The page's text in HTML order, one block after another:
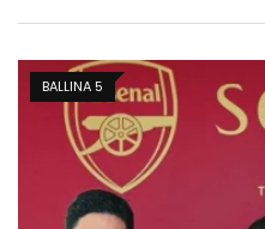
BALLINA 5